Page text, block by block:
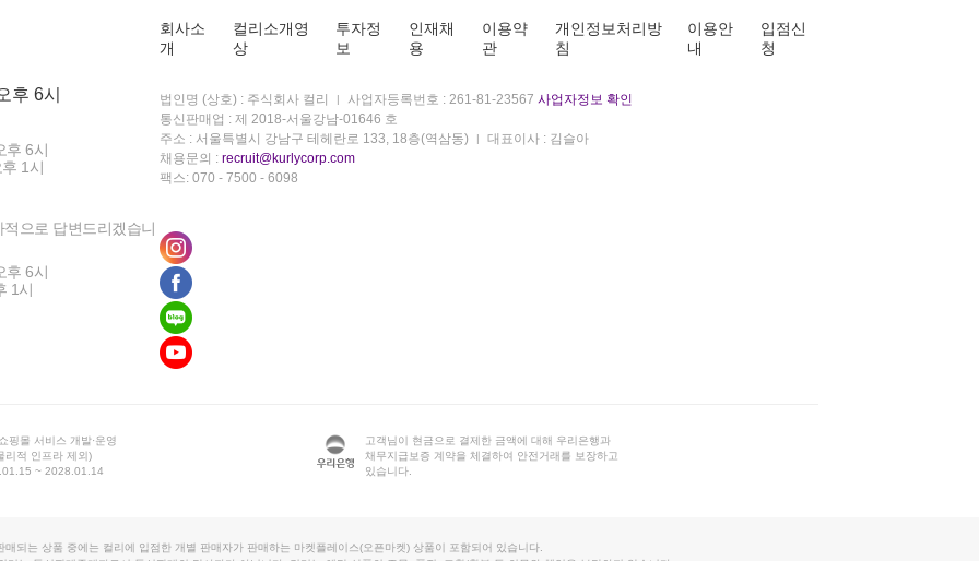
후 6시
후 6시
1시
으로 답변드리겠습니
후 6시
1시
회사소
개
컬리소개영
상
투자정
보
인재채
용
이용약
관
개인정보처리방
침
이용안
내
입점신
청
법인명 (상호) : 주식회사 컬리 사업자등록번호 : 261-81-23567 사업자정보 확인
통신판매업 : 제 2018-서울강남-01646 호
주소 : 서울특별시 강남구 테헤란로 133, 18층(역삼동)
대표이사 : 김슬아
채용문의 : recruit@kurlycorp.com
팩스: 070 - 7500 - 6098
핑몰 서비스 개발·운영
리적 인프라 제외)
~ 2028.01.14
고객님이 현금으로 결제한 금액에 대해 우리은행과
채무지급보증 계약을 체결하여 안전거래를 보장하고
있습니다.
매되는 상품 중에는 컬리에 입점한 개별 판매자가 판매하는 마켓플레이스(오픈마켓) 상품이 포함되어 있습니다.